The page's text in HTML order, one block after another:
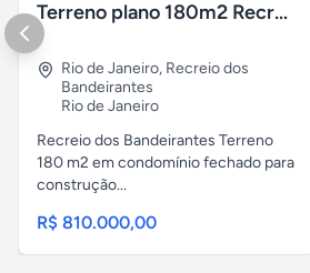
Terreno plano 180m2 Recreio dos Bandeirantes
Rio de Janeiro, Recreio dos
Bandeirantes
Rio de Janeiro
Recreio dos Bandeirantes Terreno
180 m2 em condomínio fechado para
construção...
R$ 810.000,00